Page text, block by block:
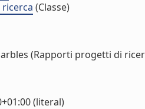
(Classe)
(Rapporti progetti di
(literal)